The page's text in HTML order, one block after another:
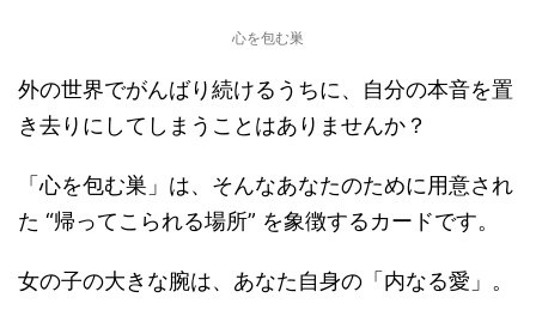
心を包む巣
外の世界でがんばり続けるうちに、自分の本音を置
き去りにしてしまうことはありませんか？
「心を包む巣」は、そんなあなたのために用意され
た “帰ってこられる場所” を象徴するカードです。
女の子の大きな腕は、あなた自身の「内なる愛」。